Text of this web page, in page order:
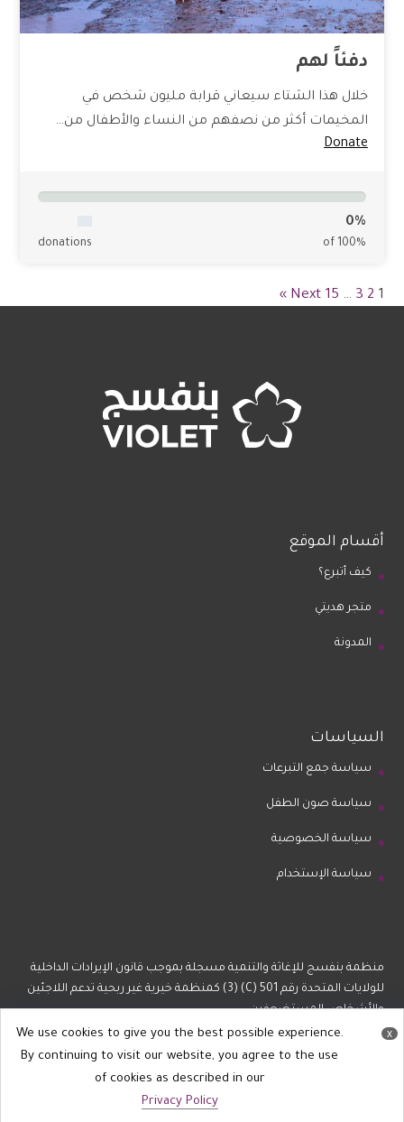
دفئاً لهم
خلال هذا الشتاء سيعاني قرابة مليون شخص في
المخيمات أكثر من نصفهم من النساء والأطفال من…
Donate
0%
of 100%
donations
1
2
3
…
15
Next »
أقسام الموقع
كيف أتبرع؟
متجر هديتي
المدونة
السياسات
سياسة جمع التبرعات
سياسة صون الطفل
سياسة الخصوصية
سياسة الإستخدام
منظمة بنفسج للإغاثة والتنمية مسجلة بموجب قانون الإيرادات الداخلية
للولايات المتحدة رقم 501 (C) (3) كمنظمة خيرية غير ربحية تدعم اللاجئين
والأشخاص المستضعفين.
All Rights reserved @ Violet 2022
x
We use cookies to give you the best possible experience.
By continuing to visit our website, you agree to the use
of cookies as described in our
Privacy Policy